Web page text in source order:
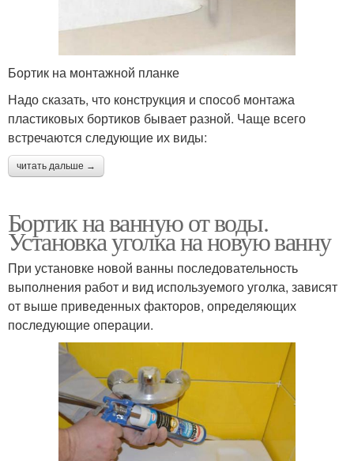
Бортик на монтажной планке
Надо сказать, что конструкция и способ монтажа
пластиковых бортиков бывает разной. Чаще всего
встречаются следующие их виды:
читать дальше →
Бортик на ванную от воды.
Установка уголка на новую ванну
При установке новой ванны последовательность
выполнения работ и вид используемого уголка, зависят
от выше приведенных факторов, определяющих
последующие операции.